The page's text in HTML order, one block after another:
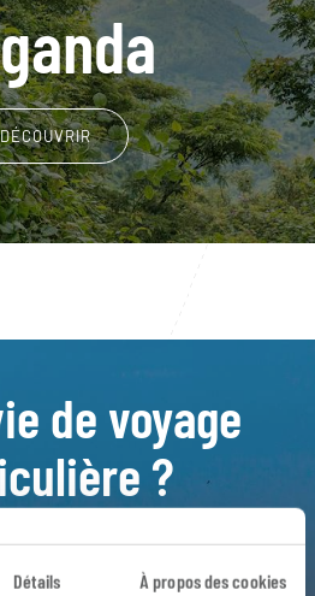
Détails À propos des cookies
DÉCOUVRIR
de voyage
?